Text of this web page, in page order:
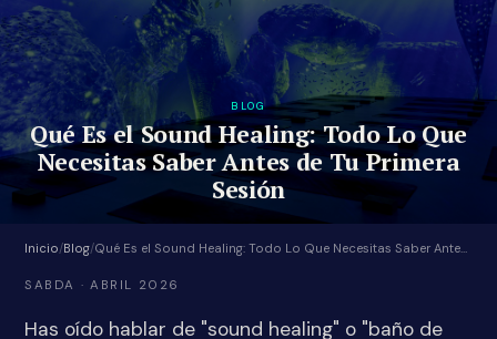
BLOG
Qué Es el Sound Healing: Todo Lo Que
Necesitas Saber Antes de Tu Primera
Sesión
Inicio/Blog/
SABDA · ABRIL 2026
Has oído hablar de "sound healing" o "baño de